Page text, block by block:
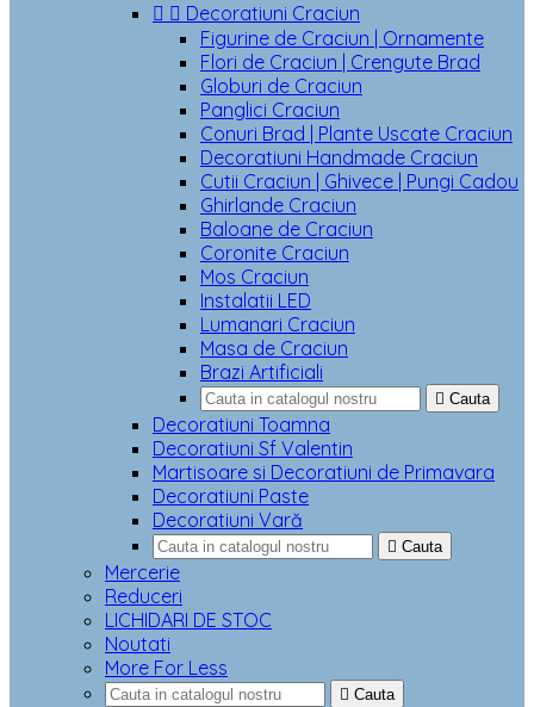
  Decoratiuni Craciun
Figurine de Craciun | Ornamente
Flori de Craciun | Crengute Brad
Globuri de Craciun
Panglici Craciun
Conuri Brad | Plante Uscate Craciun
Decoratiuni Handmade Craciun
Cutii Craciun | Ghivece | Pungi Cadou
Ghirlande Craciun
Baloane de Craciun
Coronite Craciun
Mos Craciun
Instalatii LED
Lumanari Craciun
Masa de Craciun
Brazi Artificiali
 Cauta
Decoratiuni Toamna
Decoratiuni Sf Valentin
Martisoare si Decoratiuni de Primavara
Decoratiuni Paste
Decoratiuni Vară
 Cauta
Mercerie
Reduceri
LICHIDARI DE STOC
Noutati
More For Less
 Cauta